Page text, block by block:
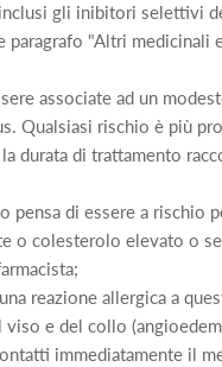
gli inibitori selettivi
paragrafo "Altri medicinali
associate ad un
Qualsiasi rischio è più
durata di trattamento
pensa di essere a rischio
o colesterolo elevato o
reazione allergica a
e del collo
immediatamente il